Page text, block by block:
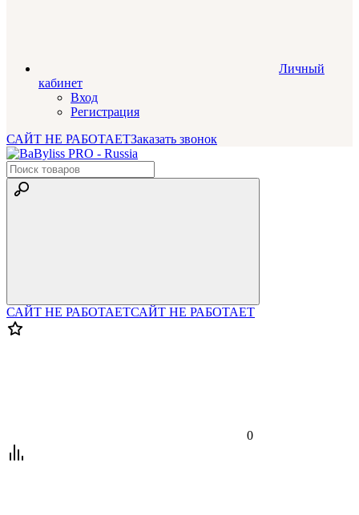
Личный
кабинет
Вход
Регистрация
САЙТ НЕ РАБОТАЕТЗаказать звонок
САЙТ НЕ РАБОТАЕТСАЙТ НЕ РАБОТАЕТ
0